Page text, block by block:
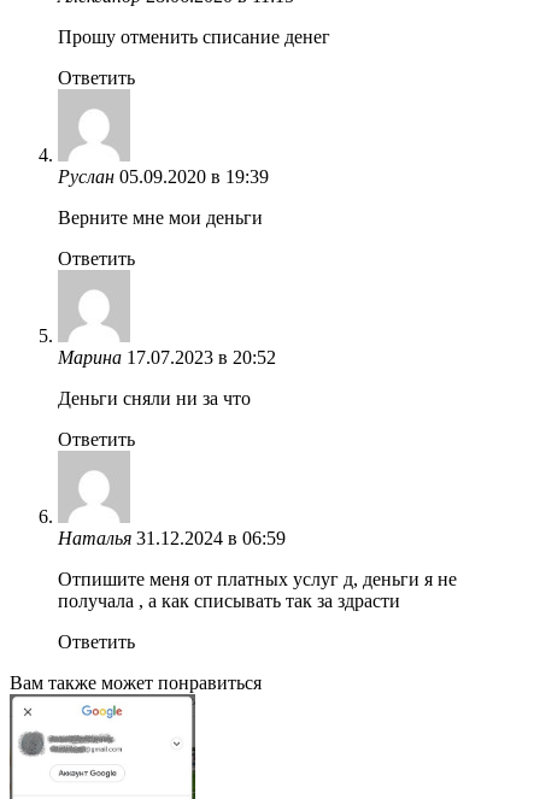
Прошу отменить списание денег
Ответить
Руслан 05.09.2020 в 19:39
Верните мне мои деньги
Ответить
Марина 17.07.2023 в 20:52
Деньги сняли ни за что
Ответить
Наталья 31.12.2024 в 06:59
Отпишите меня от платных услуг д, деньги я не
получала , а как списывать так за здрасти
Ответить
Вам также может понравиться